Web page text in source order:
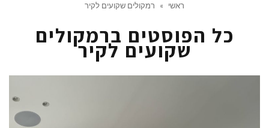
ראשי » רמקולים שקועים לקיר
כל הפוסטים ברמקולים
שקועים לקיר